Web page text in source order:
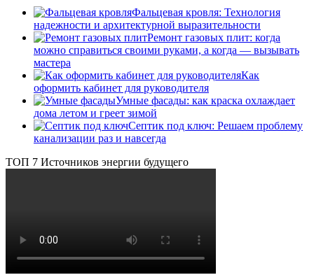
Фальцевая кровля: Технология
надежности и архитектурной выразительности
Ремонт газовых плит: когда
можно справиться своими руками, а когда — вызывать
мастера
Как
оформить кабинет для руководителя
Умные фасады: как краска охлаждает
дома летом и греет зимой
Септик под ключ: Решаем проблему
канализации раз и навсегда
ТОП 7 Источников энергии будущего